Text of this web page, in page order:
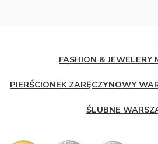
FASHION & JEWELERY
PIERŚCIONEK ZARĘCZYNOWY
ŚLUBNE